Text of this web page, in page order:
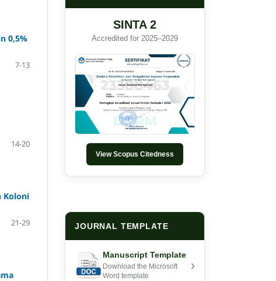
0,5%
7-13
14-20
Koloni
21-29
SINTA 2
Accredited for 2025–2029
View Scopus Citedness
JOURNAL TEMPLATE
Manuscript Template
Download the Microsoft
Word template
›